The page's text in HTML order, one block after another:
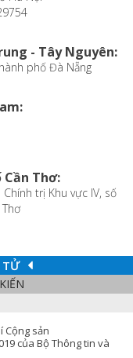
- Tây Nguyên:
phố Đà Nẵng
Thơ:
trị Khu vực IV, số
TỬ
Cộng sản
của Bộ Thông tin và